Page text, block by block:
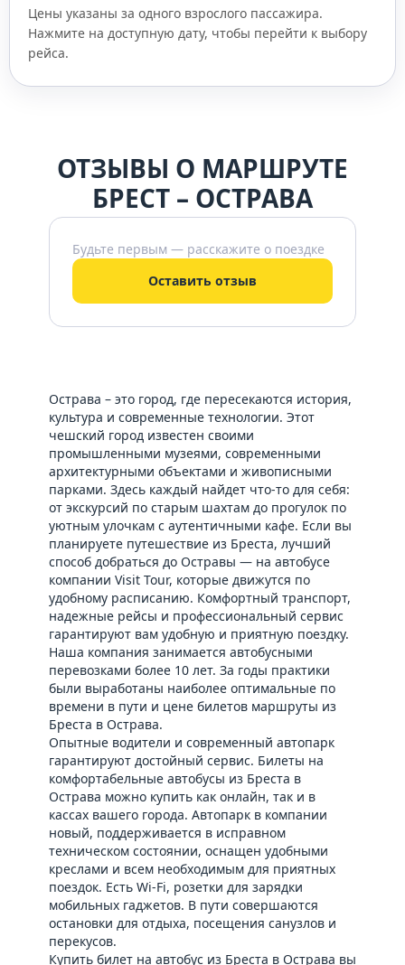
Цены указаны за одного взрослого пассажира.
Нажмите на доступную дату, чтобы перейти к выбору
рейса.
ОТЗЫВЫ О МАРШРУТЕ
БРЕСТ – ОСТРАВА
Будьте первым — расскажите о поездке
Оставить отзыв
Острава – это город, где пересекаются история,
культура и современные технологии. Этот
чешский город известен своими
промышленными музеями, современными
архитектурными объектами и живописными
парками. Здесь каждый найдет что-то для себя:
от экскурсий по старым шахтам до прогулок по
уютным улочкам с аутентичными кафе. Если вы
планируете путешествие из Бреста, лучший
способ добраться до Остравы — на автобусе
компании Visit Tour, которые движутся по
удобному расписанию. Комфортный транспорт,
надежные рейсы и профессиональный сервис
гарантируют вам удобную и приятную поездку.
Наша компания занимается автобусными
перевозками более 10 лет. За годы практики
были выработаны наиболее оптимальные по
времени в пути и цене билетов маршруты из
Бреста в Острава.
Опытные водители и современный автопарк
гарантируют достойный сервис. Билеты на
комфортабельные автобусы из Бреста в
Острава можно купить как онлайн, так и в
кассах вашего города. Автопарк в компании
новый, поддерживается в исправном
техническом состоянии, оснащен удобными
креслами и всем необходимым для приятных
поездок. Есть Wi-Fi, розетки для зарядки
мобильных гаджетов. В пути совершаются
остановки для отдыха, посещения санузлов и
перекусов.
Купить билет на автобус из Бреста в Острава вы